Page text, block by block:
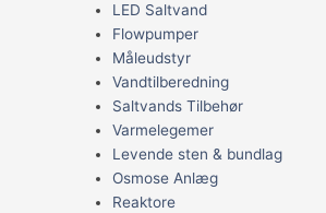
LED Saltvand
Flowpumper
Måleudstyr
Vandtilberedning
Saltvands Tilbehør
Varmelegemer
Levende sten & bundlag
Osmose Anlæg
Reaktore